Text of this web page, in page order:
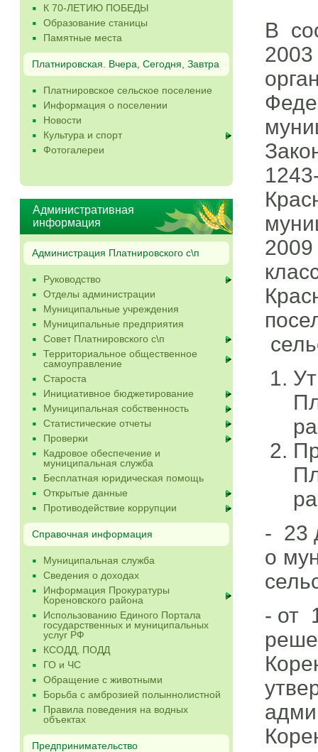
К 70-ЛЕТИЮ ПОБЕДЫ
Образование станицы
Памятные места
Платнировская. Вчера, Сегодня, Завтра
Платнировское сельское поселение
Информация о поселении
Новости
Культура и спорт
Фотогалереи
Административная
информация
Администрация Платнировского с\п
Руководство
Отделы администрации
Муниципальные учреждения
Муниципальные предприятия
Совет Платнировского с\п
Территориальное общественное
самоуправление
Староста
Инициативное бюджетирование
Муниципальная собственность
Статистические отчеты
Проверки
Кадровое обеспечение и
муниципальная служба
Бесплатная юридическая помощь
Открытые данные
Противодействие коррупции
Справочная информация
Муниципальная служба
Сведения о доходах
Информация Прокуратуры
Кореновского района
Использованию Единого Портала
государственных и муниципальных
услуг РФ
КСОДД, ПОДД
ГО и ЧС
Обращение с животными
Борьба с амброзией полыннолистной
Правила поведения на водных
объектах
Предпринимательство
В
- 23
о
- от